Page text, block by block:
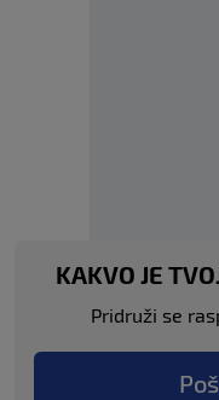
KAKVO JE
Pridruži se